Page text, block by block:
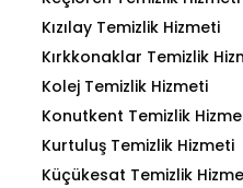
Kızılay Temizlik Hizmeti
Kırkkonaklar Temizlik
Kolej Temizlik Hizmeti
Konutkent Temizlik
Kurtuluş Temizlik Hizmeti
Küçükesat Temizlik